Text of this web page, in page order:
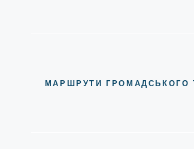
МАРШРУТИ ГРОМАДСЬКОГО